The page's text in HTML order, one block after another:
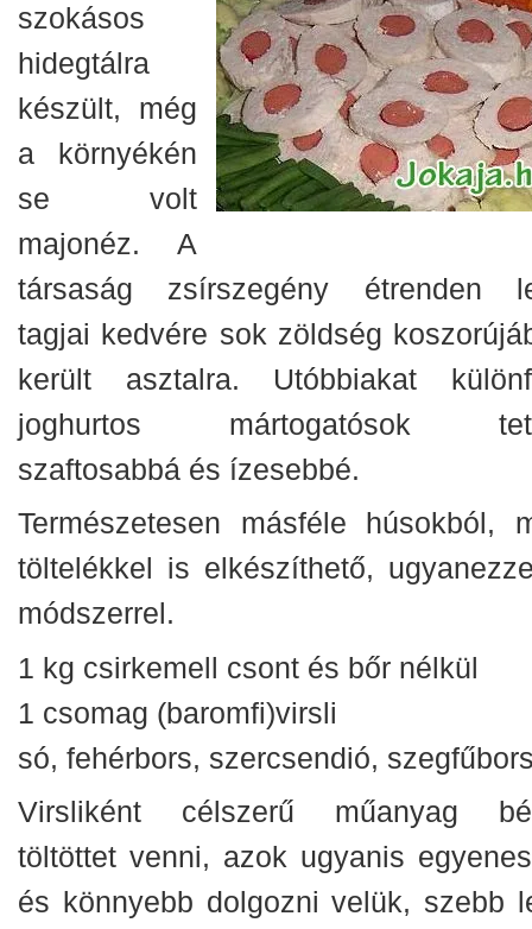
szokásos
hidegtálra
készült, még
a környékén
se volt
majonéz. A
társaság zsírszegény étrenden
tagjai kedvére sok zöldség
került asztalra. Utóbbiakat
joghurtos mártogatósok
szaftosabbá és ízesebbé.
Természetesen másféle húsokból,
töltelékkel is elkészíthető,
módszerrel.
1 kg csirkemell csont és bőr nélkül
1 csomag (baromfi)virsli
só, fehérbors, szercsendió,
Virsliként célszerű műanyag
töltöttet venni, azok ugyanis
és könnyebb dolgozni velük, szebb